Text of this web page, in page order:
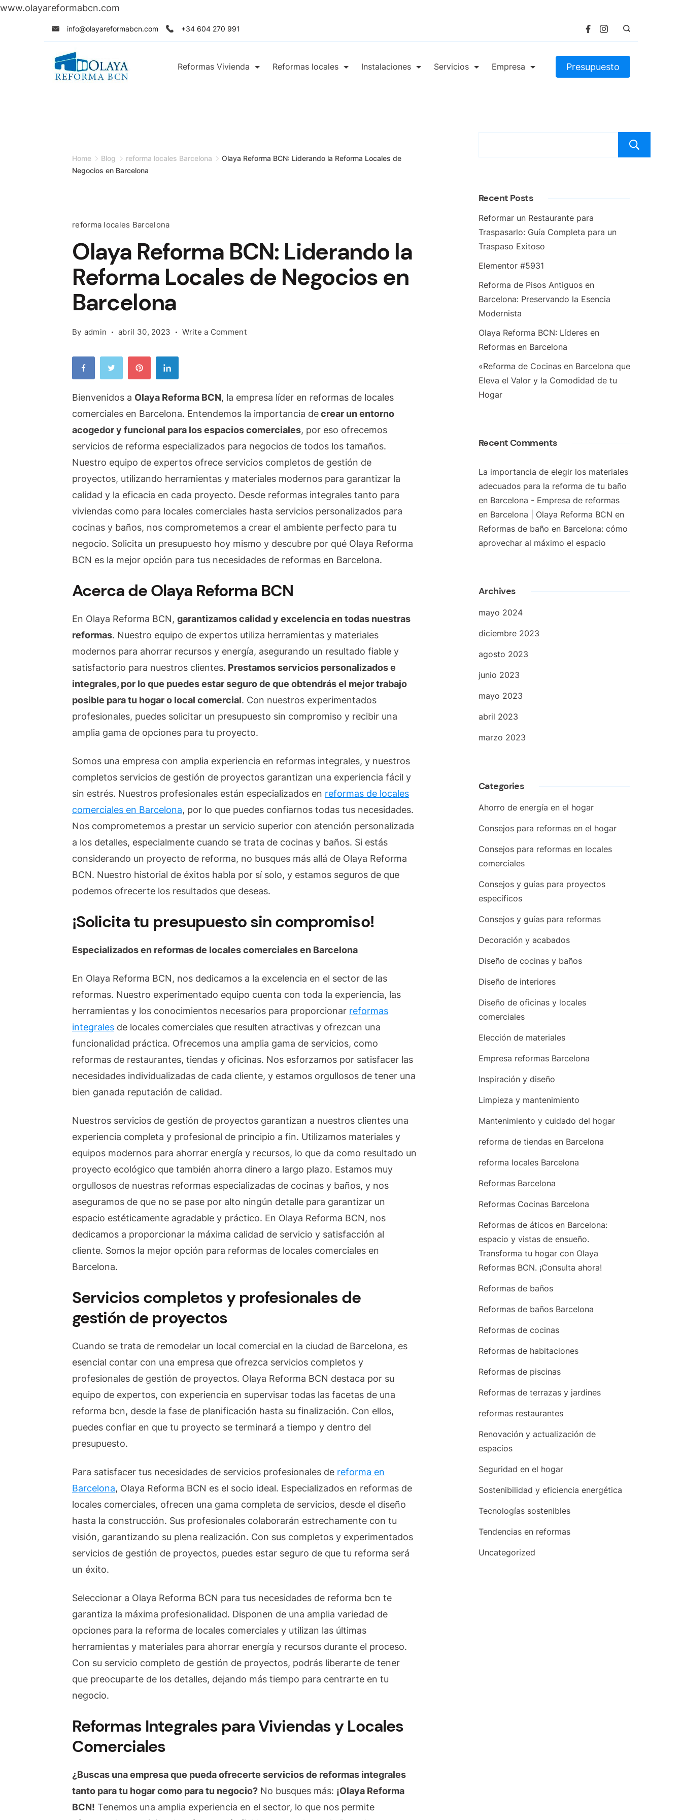
www.olayareformabcn.com
info@olayareformabcn.com +34 604 270 991
Reformas Vivienda Reformas locales Instalaciones Servicios Empresa Presupuesto
Home Blog reforma locales Barcelona
Olaya Reforma BCN: Liderando la Reforma Locales de
Negocios en Barcelona
reforma locales Barcelona
Olaya Reforma BCN: Liderando la
Reforma Locales de Negocios en
Barcelona
By admin abril 30, 2023 Write a Commenton
la
Reforma
de
Negocios
en
Barcelona
Bienvenidos a Olaya Reforma BCN, la empresa líder en reformas de locales
comerciales en Barcelona. Entendemos la importancia decrear un entorno
acogedor y funcional para los espacios comerciales, por eso ofrecemos
servicios de reforma especializados para negocios de todos los tamaños.
Nuestro equipo de expertos ofrece servicios completos de gestión de
proyectos, utilizando herramientas y materiales modernos para garantizar la
calidad y la eficacia en cada proyecto. Desde reformas integrales tanto para
viviendas como para locales comerciales hasta servicios personalizados para
cocinas y baños, nos comprometemos a crear el ambiente perfecto para tu
negocio. Solicita un presupuesto hoy mismo y descubre por qué Olaya Reforma
BCN es la mejor opción para tus necesidades de reformas en Barcelona.
Acerca de Olaya Reforma BCN
En Olaya Reforma BCN, garantizamos calidad y excelencia en todas nuestras
reformas. Nuestro equipo de expertos utiliza herramientas y materiales
modernos para ahorrar recursos y energía, asegurando un resultado fiable y
satisfactorio para nuestros clientes. Prestamos servicios personalizados e
integrales, por lo que puedes estar seguro de que obtendrás el mejor trabajo
posible para tu hogar o local comercial. Con nuestros experimentados
profesionales, puedes solicitar un presupuesto sin compromiso y recibir una
amplia gama de opciones para tu proyecto.
Somos una empresa con amplia experiencia en reformas integrales, y nuestros
completos servicios de gestión de proyectos garantizan una experiencia fácil y
sin estrés. Nuestros profesionales están especializados en reformas de locales
comerciales en Barcelona, por lo que puedes confiarnos todas tus necesidades.
Nos comprometemos a prestar un servicio superior con atención personalizada
a los detalles, especialmente cuando se trata de cocinas y baños. Si estás
considerando un proyecto de reforma, no busques más allá de Olaya Reforma
BCN. Nuestro historial de éxitos habla por sí solo, y estamos seguros de que
podemos ofrecerte los resultados que deseas.
¡Solicita tu presupuesto sin compromiso!
Especializados en reformas de locales comerciales en Barcelona
En Olaya Reforma BCN, nos dedicamos a la excelencia en el sector de las
reformas. Nuestro experimentado equipo cuenta con toda la experiencia, las
herramientas y los conocimientos necesarios para proporcionar reformas
integrales de locales comerciales que resulten atractivas y ofrezcan una
funcionalidad práctica. Ofrecemos una amplia gama de servicios, como
reformas de restaurantes, tiendas y oficinas. Nos esforzamos por satisfacer las
necesidades individualizadas de cada cliente, y estamos orgullosos de tener una
bien ganada reputación de calidad.
Nuestros servicios de gestión de proyectos garantizan a nuestros clientes una
experiencia completa y profesional de principio a fin. Utilizamos materiales y
equipos modernos para ahorrar energía y recursos, lo que da como resultado un
proyecto ecológico que también ahorra dinero a largo plazo. Estamos muy
orgullosos de nuestras reformas especializadas de cocinas y baños, y nos
aseguramos de que no se pase por alto ningún detalle para garantizar un
espacio estéticamente agradable y práctico. En Olaya Reforma BCN, nos
dedicamos a proporcionar la máxima calidad de servicio y satisfacción al
cliente. Somos la mejor opción para reformas de locales comerciales en
Barcelona.
Servicios completos y profesionales de
gestión de proyectos
Cuando se trata de remodelar un local comercial en la ciudad de Barcelona, es
esencial contar con una empresa que ofrezca servicios completos y
profesionales de gestión de proyectos. Olaya Reforma BCN destaca por su
equipo de expertos, con experiencia en supervisar todas las facetas de una
reforma bcn, desde la fase de planificación hasta su finalización. Con ellos,
puedes confiar en que tu proyecto se terminará a tiempo y dentro del
presupuesto.
Para satisfacer tus necesidades de servicios profesionales de reforma en
Barcelona, Olaya Reforma BCN es el socio ideal. Especializados en reformas de
locales comerciales, ofrecen una gama completa de servicios, desde el diseño
hasta la construcción. Sus profesionales colaborarán estrechamente con tu
visión, garantizando su plena realización. Con sus completos y experimentados
servicios de gestión de proyectos, puedes estar seguro de que tu reforma será
un éxito.
Seleccionar a Olaya Reforma BCN para tus necesidades de reforma bcn te
garantiza la máxima profesionalidad. Disponen de una amplia variedad de
opciones para la reforma de locales comerciales y utilizan las últimas
herramientas y materiales para ahorrar energía y recursos durante el proceso.
Con su servicio completo de gestión de proyectos, podrás liberarte de tener
que preocuparte de los detalles, dejando más tiempo para centrarte en tu
negocio.
Reformas Integrales para Viviendas y Locales
Comerciales
¿Buscas una empresa que pueda ofrecerte servicios de reformas integrales
tanto para tu hogar como para tu negocio? No busques más: ¡Olaya Reforma
BCN! Tenemos una amplia experiencia en el sector, lo que nos permite
Recent Posts
Reformar un Restaurante para
Traspasarlo: Guía Completa para un
Traspaso Exitoso
Elementor #5931
Reforma de Pisos Antiguos en
Barcelona: Preservando la Esencia
Modernista
Olaya Reforma BCN: Líderes en
Reformas en Barcelona
«Reforma de Cocinas en Barcelona que
Eleva el Valor y la Comodidad de tu
Hogar
Recent Comments
La importancia de elegir los materiales
adecuados para la reforma de tu baño
en Barcelona - Empresa de reformas
en Barcelona | Olaya Reforma BCN en
Reformas de baño en Barcelona: cómo
aprovechar al máximo el espacio
Archives
mayo 2024
diciembre 2023
agosto 2023
junio 2023
mayo 2023
abril 2023
marzo 2023
Categories
Ahorro de energía en el hogar
Consejos para reformas en el hogar
Consejos para reformas en locales
comerciales
Consejos y guías para proyectos
específicos
Consejos y guías para reformas
Decoración y acabados
Diseño de cocinas y baños
Diseño de interiores
Diseño de oficinas y locales
comerciales
Elección de materiales
Empresa reformas Barcelona
Inspiración y diseño
Limpieza y mantenimiento
Mantenimiento y cuidado del hogar
reforma de tiendas en Barcelona
reforma locales Barcelona
Reformas Barcelona
Reformas Cocinas Barcelona
Reformas de áticos en Barcelona:
espacio y vistas de ensueño.
Transforma tu hogar con Olaya
Reformas BCN. ¡Consulta ahora!
Reformas de baños
Reformas de baños Barcelona
Reformas de cocinas
Reformas de habitaciones
Reformas de piscinas
Reformas de terrazas y jardines
reformas restaurantes
Renovación y actualización de
espacios
Seguridad en el hogar
Sostenibilidad y eficiencia energética
Tecnologías sostenibles
Tendencias en reformas
Uncategorized